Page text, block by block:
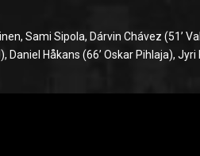
Sami Sipola, Dárvin Chávez (51’
Håkans (66’ Oskar Pihlaja),